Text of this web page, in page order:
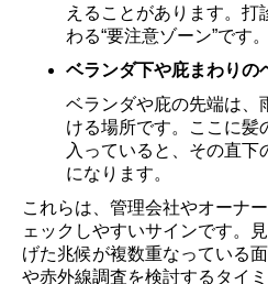
えることがあります。
わる“要注意ゾーン”です。
ベランダ下や庇まわりの
ベランダや庇の先端は、
ける場所です。ここに髪
入っていると、その直
になります。
これらは、管理会社やオーナ
ェックしやすいサインです。
げた兆候が複数重なっている
や赤外線調査を検討するタイ